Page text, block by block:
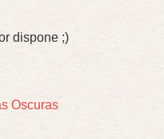
dispone ;)
Oscuras